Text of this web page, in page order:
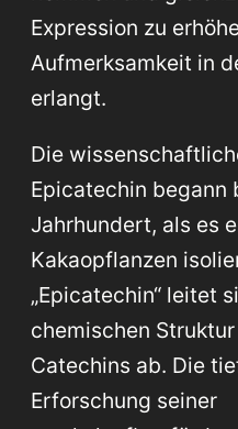
Expression zu
Aufmerksamkeit in
erlangt.
Die
Epicatechin begann
Jahrhundert, als es
Kakaopflanzen
„Epicatechin“ leitet
chemischen
Catechins ab. Die
Erforschung seiner